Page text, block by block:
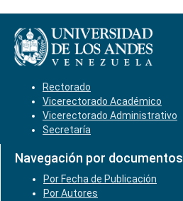
Rectorado
Vicerectorado Académico
Vicerectorado Administrativo
Secretaría
Navegación por documentos
Por Fecha de Publicación
Por Autores